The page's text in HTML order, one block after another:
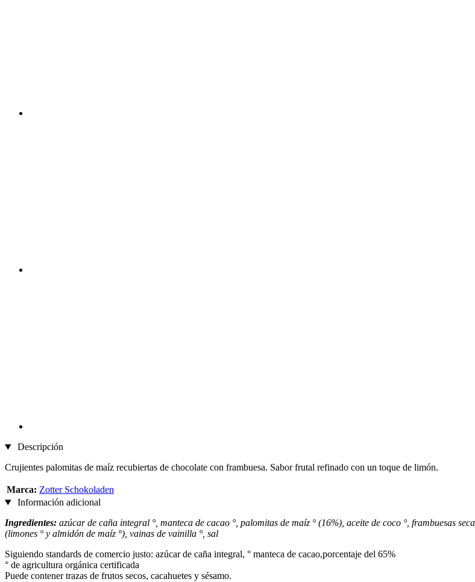
Descripción
Crujientes palomitas de maíz recubiertas de chocolate con frambuesa. Sabor frutal refinado con un toque de limón.
Marca: Zotter Schokoladen
Información adicional
Ingredientes: azúcar de caña integral °, manteca de cacao °, palomitas de maíz ° (16%), aceite de coco °, frambuesas
(limones ° y almidón de maíz °), vainas de vainilla °, sal
Siguiendo standards de comercio justo: azúcar de caña integral, ° manteca de cacao,porcentaje del 65%
° de agricultura orgánica certificada
Puede contener trazas de frutos secos, cacahuetes y sésamo.